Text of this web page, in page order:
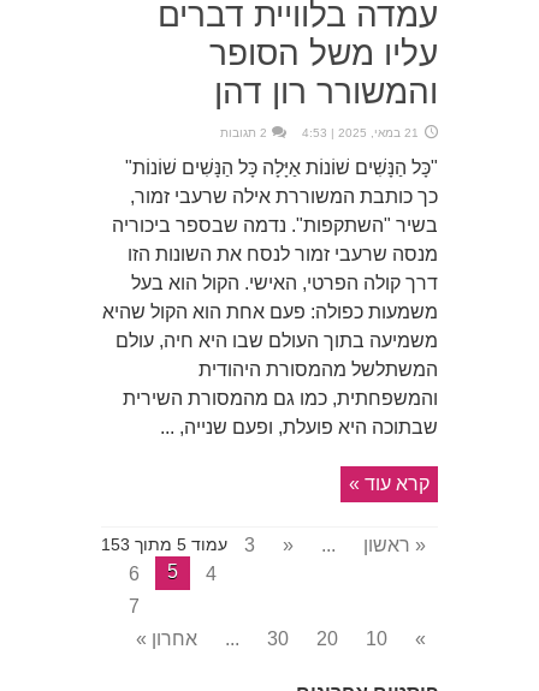
עמדה בלוויית דברים
עליו משל הסופר
והמשורר רון דהן
21 במאי, 2025 | 4:53 2 תגובות
"כָּל הַנָּשִׁים שׁוֹנוֹת אַיָּלָה כָּל הַנָּשִׁים שׁוֹנוֹת"
כך כותבת המשוררת אילה שרעבי זמור,
בשיר "השתקפות". נדמה שבספר ביכוריה
מנסה שרעבי זמור לנסח את השונות הזו
דרך קולה הפרטי, האישי. הקול הוא בעל
משמעות כפולה: פעם אחת הוא הקול שהיא
משמיעה בתוך העולם שבו היא חיה, עולם
המשתלשל מהמסורת היהודית
והמשפחתית, כמו גם מהמסורת השירית
שבתוכה היא פועלת, ופעם שנייה, ...
קרא עוד »
עמוד 5 מתוך 153 « ראשון ...
«
3
4
5
6
7
»
10
20
30
... אחרון »